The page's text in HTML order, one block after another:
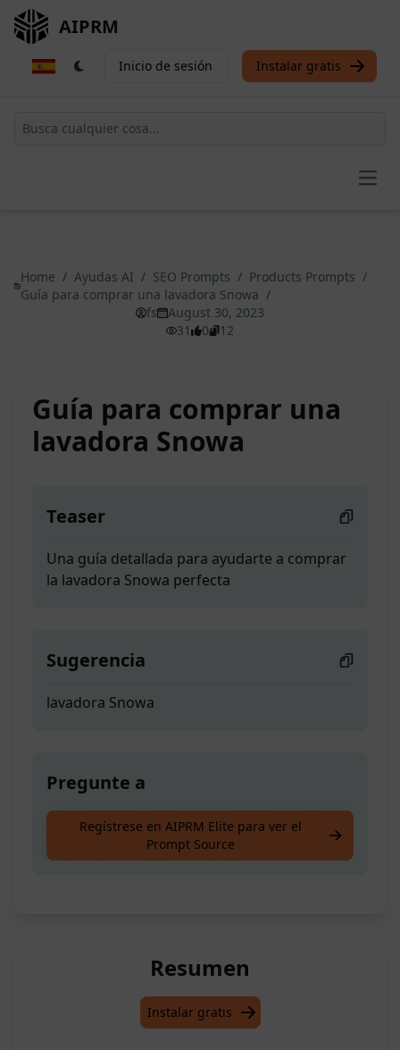
AIPRM
Inicio de sesión Instalar gratis
Home / Ayudas AI / SEO Prompts / Products Prompts /
Guía para comprar una lavadora Snowa /
fs
August 30, 2023
31
0 12
Guía para comprar una
lavadora Snowa
Teaser
Una guía detallada para ayudarte a comprar
la lavadora Snowa perfecta
Sugerencia
lavadora Snowa
Pregunte a
Una guía detallada para ayudarte a comprar
la lavadora Snowa perfecta
Regístrese en AIPRM Elite para ver el
Prompt Source
Resumen
Instalar gratis